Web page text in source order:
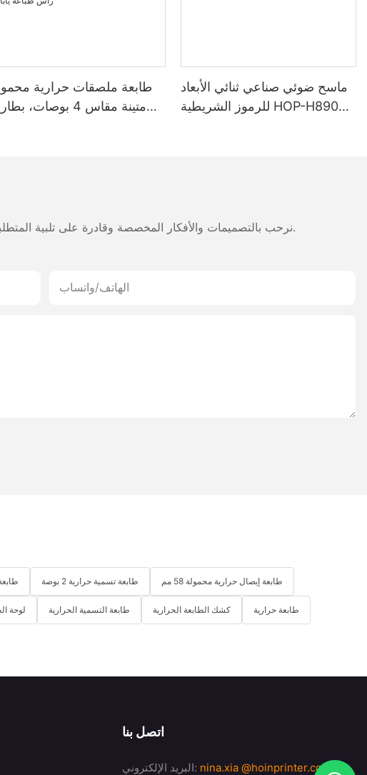
طابعة ملصقات حرارية
متينة مقاس 4 بوصات،
ماسح ضوئي صناعي ثنائي الأبعاد
للرموز الشريطية HOP-H890
نرحب بالتصميمات والأفكار المخصصة وقادرة على تلبية المتطلبات المحددة. لمزيد من المعلومات، يرجى زيارة الموقع الإلكتروني أو الاتصال بنا مباشرة مع أسئلة أو استفسارات.
الهاتف/واتساب
طابعة طابعة تسمية حرارية 2 بوصة طابعة إيصال حرارية محمولة 58 مم
لوحة طابعة التسمية الحرارية كشك الطابعة الحرارية طابعة حرارية
اتصل بنا
البريد الإلكتروني: nina.xia @hoinprinter.com